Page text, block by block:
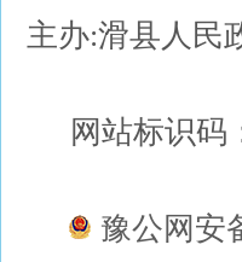
主办:滑县人民
网站标识码
豫公网安